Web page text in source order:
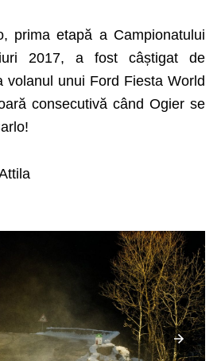
, prima etapă a Campionatului
2017, a fost câștigat de
volanul unui Ford Fiesta World
consecutivă când Ogier se